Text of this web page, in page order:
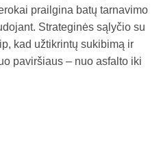
prailgina batų tarnavimo
Strateginės sąlyčio su
kad užtikrintų sukibimą ir
paviršiaus – nuo asfalto iki